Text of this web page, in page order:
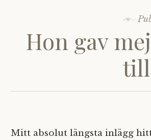
Hon gav
Mitt absolut längsta inlägg